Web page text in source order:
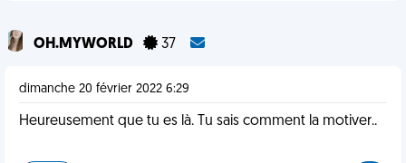
OH.MYWORLD 37
dimanche 20 février 2022 6:29
Heureusement que tu es là. Tu sais comment la motiver..